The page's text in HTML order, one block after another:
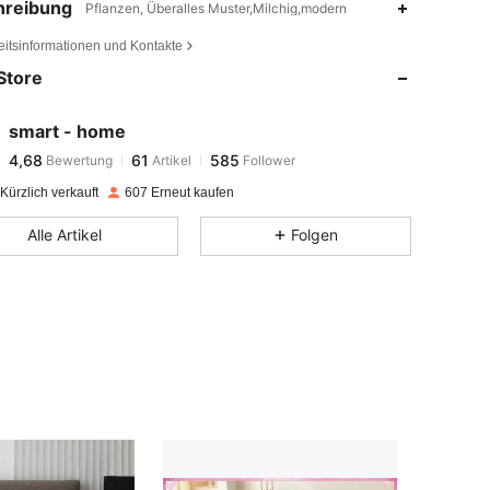
Pflanzen, Überalles Muster,Milchig,modern
und Kontakte
smart - home
4,68 61
M***Aist Vor 1 Taggefolgt
4,68 61 585
4,68
4,68 61
verkauft 607 Erneut kaufen
Alle Artikel Folgen